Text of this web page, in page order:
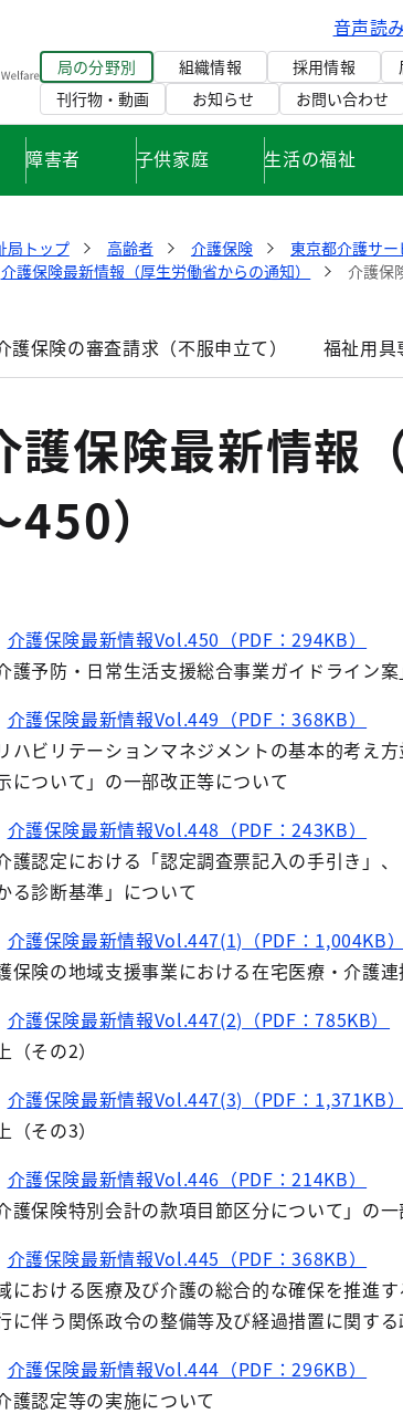
音声読
局の分野別 組織情報 採用情報
刊行物・動画
お知らせ お問い合わせ
障害者 子供家庭 生活の福祉
局トップ 高齢者 介護保険 東京都介護サ
介護保険最新情報（厚生労働省からの通知）
介護保
護保険の審査請求（不服申立て） 福祉用具
護保険最新情報
450）
介護保険最新情報Vol.450（PDF：294KB）
介護予防・日常生活支援総合事業ガイドライン
介護保険最新情報Vol.449（PDF：368KB）
リハビリテーションマネジメントの基本的考え
について」の一部改正等について
介護保険最新情報Vol.448（PDF：243KB）
護認定における「認定調査票記入の手引き」
る診断基準」について
介護保険最新情報Vol.447(1)（PDF：1,004KB）
保険の地域支援事業における在宅医療・介護
介護保険最新情報Vol.447(2)（PDF：785KB）
（その2）
介護保険最新情報Vol.447(3)（PDF：1,371KB）
（その3）
介護保険最新情報Vol.446（PDF：214KB）
介護保険特別会計の款項目節区分について」の
介護保険最新情報Vol.445（PDF：368KB）
における医療及び介護の総合的な確保を推進
に伴う関係政令の整備等及び経過措置に関す
介護保険最新情報Vol.444（PDF：296KB）
護認定等の実施について